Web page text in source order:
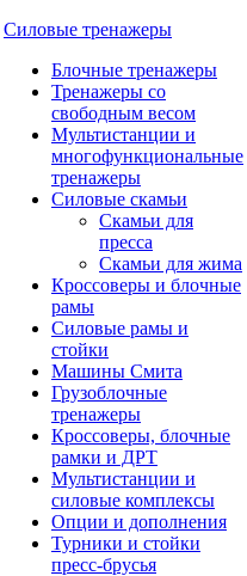
Силовые тренажеры
Блочные тренажеры
Тренажеры со
свободным весом
Мультистанции и
многофункциональные
тренажеры
Силовые скамьи
Скамьи для
пресса
Скамьи для жима
Кроссоверы и блочные
рамы
Силовые рамы и
стойки
Машины Смита
Грузоблочные
тренажеры
Кроссоверы, блочные
рамки и ДРТ
Мультистанции и
силовые комплексы
Опции и дополнения
Турники и стойки
пресс-брусья